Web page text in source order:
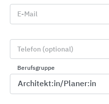
E-Mail
Telefon (optional)
Berufsgruppe